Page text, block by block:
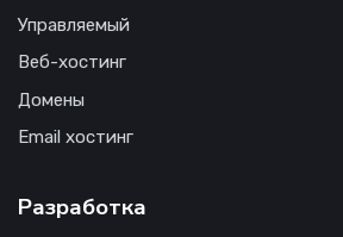
Управляемый
Веб-хостинг
Домены
Email хостинг
Разработка